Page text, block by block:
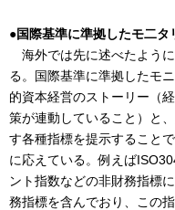
●国際基準に準拠したモ二タ
海外では先に述べたよう
る。国際基準に準拠したモ
的資本経営のストーリー（
策が連動していること）と
す各種指標を提示すること
に応えている。例えば
ント指数などの非財務指標
務指標を含んでおり、この